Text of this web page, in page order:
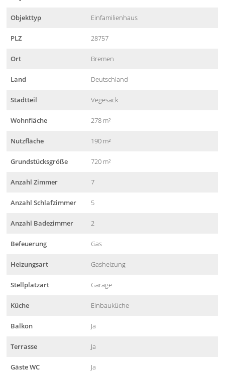
Objekttyp Einfamilienhaus
PLZ 28757
Ort Bremen
Land Deutschland
Stadtteil Vegesack
Wohnfläche 278 m²
Nutzfläche 190 m²
Grundstücksgröße 720 m²
Anzahl Zimmer 7
Anzahl Schlafzimmer 5
Anzahl Badezimmer 2
Befeuerung Gas
Heizungsart Gasheizung
Stellplatzart Garage
Küche Einbauküche
Balkon Ja
Terrasse Ja
Gäste WC Ja